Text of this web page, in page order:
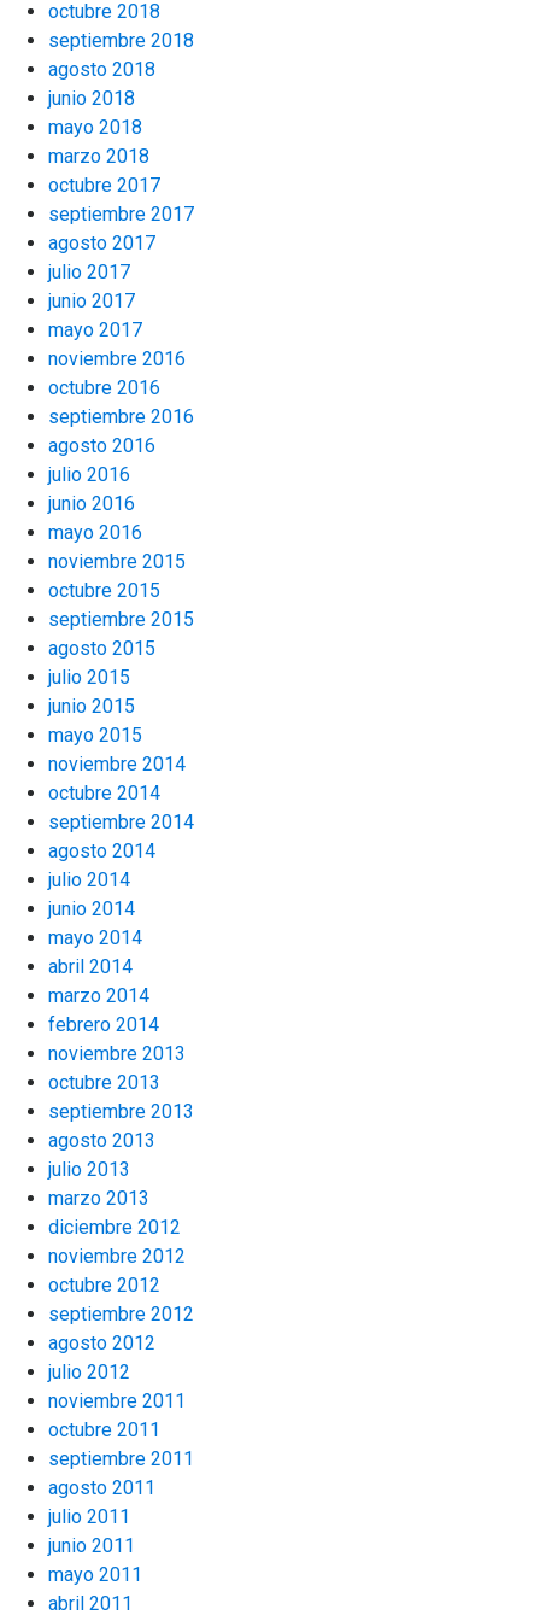
octubre 2018
septiembre 2018
agosto 2018
junio 2018
mayo 2018
marzo 2018
octubre 2017
septiembre 2017
agosto 2017
julio 2017
junio 2017
mayo 2017
noviembre 2016
octubre 2016
septiembre 2016
agosto 2016
julio 2016
junio 2016
mayo 2016
noviembre 2015
octubre 2015
septiembre 2015
agosto 2015
julio 2015
junio 2015
mayo 2015
noviembre 2014
octubre 2014
septiembre 2014
agosto 2014
julio 2014
junio 2014
mayo 2014
abril 2014
marzo 2014
febrero 2014
noviembre 2013
octubre 2013
septiembre 2013
agosto 2013
julio 2013
marzo 2013
diciembre 2012
noviembre 2012
octubre 2012
septiembre 2012
agosto 2012
julio 2012
noviembre 2011
octubre 2011
septiembre 2011
agosto 2011
julio 2011
junio 2011
mayo 2011
abril 2011